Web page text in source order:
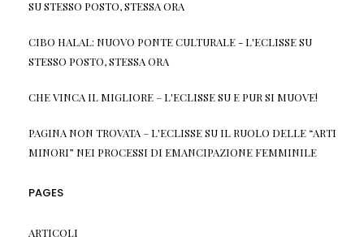
SUSTESSO POSTO, STESSA ORA
CIBO HALAL: NUOVO PONTE CULTURALE - L'ECLISSESU
STESSO POSTO, STESSA ORA
CHE VINCA IL MIGLIORE – L'ECLISSESU E PUR SI MUOVE!
PAGINA NON TROVATA – L'ECLISSESU IL RUOLO DELLE “ARTI
MINORI” NEI PROCESSI DI EMANCIPAZIONE FEMMINILE
PAGES
ARTICOLI